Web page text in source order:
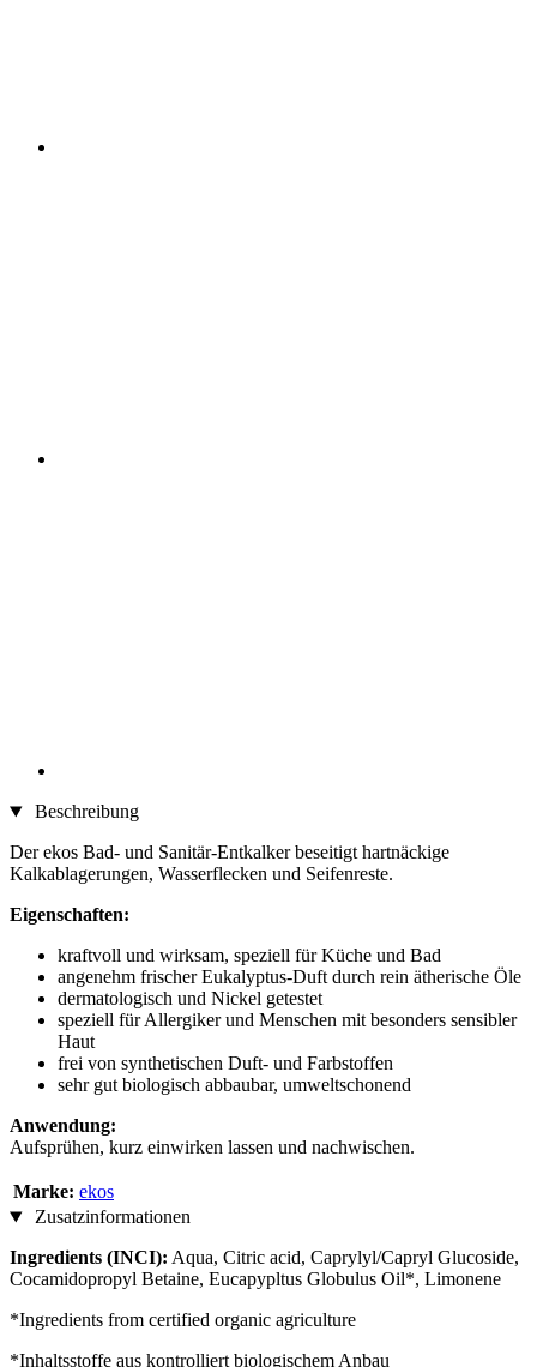
Beschreibung
Der ekos Bad- und Sanitär-Entkalker beseitigt hartnäckige
Kalkablagerungen, Wasserflecken und Seifenreste.
Eigenschaften:
kraftvoll und wirksam, speziell für Küche und Bad
angenehm frischer Eukalyptus-Duft durch rein ätherische Öle
dermatologisch und Nickel getestet
speziell für Allergiker und Menschen mit besonders sensibler
Haut
frei von synthetischen Duft- und Farbstoffen
sehr gut biologisch abbaubar, umweltschonend
Anwendung:
Aufsprühen, kurz einwirken lassen und nachwischen.
Marke: ekos
Zusatzinformationen
Ingredients (INCI): Aqua, Citric acid, Caprylyl/Capryl Glucoside,
Cocamidopropyl Betaine, Eucapypltus Globulus Oil*, Limonene
*Ingredients from certified organic agriculture
*Inhaltsstoffe aus kontrolliert biologischem Anbau